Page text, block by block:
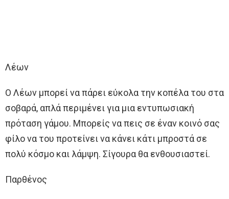
Λέων
Ο Λέων μπορεί να πάρει εύκολα την κοπέλα του στα
σοβαρά, απλά περιμένει για μια εντυπωσιακή
πρόταση γάμου. Μπορείς να πεις σε έναν κοινό σας
φίλο να του προτείνει να κάνει κάτι μπροστά σε
πολύ κόσμο και λάμψη. Σίγουρα θα ενθουσιαστεί.
Παρθένος